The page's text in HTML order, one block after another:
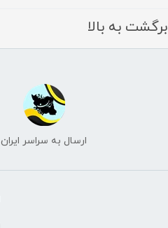
برگشت به بالا
ارسال به سراسر ایران